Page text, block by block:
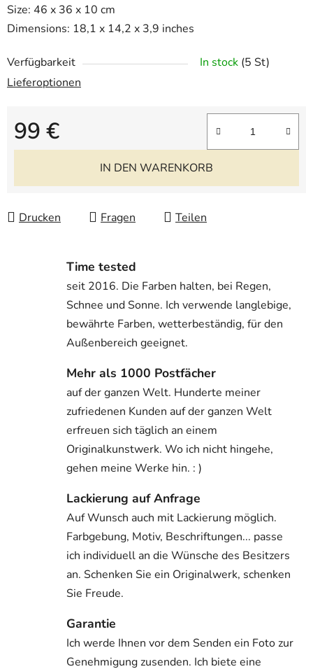
Size: 46 x 36 x 10 cm
Dimensions: 18,1 x 14,2 x 3,9 inches
Verfügbarkeit In stock (5 St)
Lieferoptionen
99 €
Verkaufspreis:
IN DEN WARENKORB
Drucken Fragen Teilen
Time tested
seit 2016. Die Farben halten, bei Regen,
Schnee und Sonne. Ich verwende langlebige,
bewährte Farben, wetterbeständig, für den
Außenbereich geeignet.
Mehr als 1000 Postfächer
auf der ganzen Welt. Hunderte meiner
zufriedenen Kunden auf der ganzen Welt
erfreuen sich täglich an einem
Originalkunstwerk. Wo ich nicht hingehe,
gehen meine Werke hin. : )
Lackierung auf Anfrage
Auf Wunsch auch mit Lackierung möglich.
Farbgebung, Motiv, Beschriftungen... passe
ich individuell an die Wünsche des Besitzers
an. Schenken Sie ein Originalwerk, schenken
Sie Freude.
Garantie
Ich werde Ihnen vor dem Senden ein Foto zur
Genehmigung zusenden. Ich biete eine